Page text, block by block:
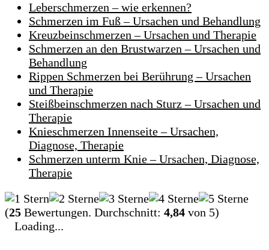
Leberschmerzen – wie erkennen?
Schmerzen im Fuß – Ursachen und Behandlung
Kreuzbeinschmerzen – Ursachen und Therapie
Schmerzen an den Brustwarzen – Ursachen und
Behandlung
Rippen Schmerzen bei Berührung – Ursachen
und Therapie
Steißbeinschmerzen nach Sturz – Ursachen und
Therapie
Knieschmerzen Innenseite – Ursachen,
Diagnose, Therapie
Schmerzen unterm Knie – Ursachen, Diagnose,
Therapie
(25 Bewertungen. Durchschnitt: 4,84 von 5)
Loading...